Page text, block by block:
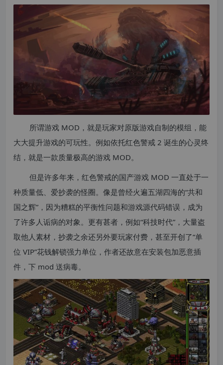
所谓游戏 MOD，就是玩家对原版游戏自制的模组，能
大大提升游戏的可玩性。例如依托红色警戒 2 诞生的心灵终
结，就是一款质量极高的游戏 MOD。
但是许多年来，红色警戒的国产游戏 MOD 一直处于一
种质量低、爱抄袭的怪圈。像是曾经火遍五湖四海的“共和
国之辉”，因为糟糕的平衡性问题和游戏源代码错误，成为
了许多人诟病的对象。更有甚者，例如“科技时代”，大量盗
取他人素材，抄袭之余还另外要玩家付费，甚至开创了“单
位 VIP”花钱解锁强力单位，作者还故意在安装包加恶意插
件，下 mod 送病毒。